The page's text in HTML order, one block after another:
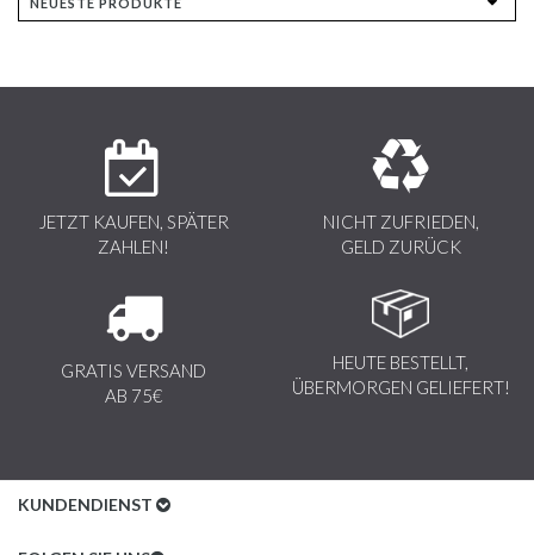
JETZT KAUFEN, SPÄTER
ZAHLEN!
NICHT ZUFRIEDEN,
GELD ZURÜCK
GRATIS VERSAND
AB 75€
HEUTE BESTELLT,
ÜBERMORGEN GELIEFERT!
KUNDENDIENST
Kundenservice